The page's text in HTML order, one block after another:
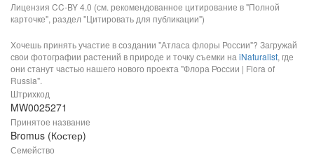
Лицензия CC-BY 4.0 (см. рекомендованное цитирование в "Полной
карточке", раздел "Цитировать для публикации")
Хочешь принять участие в создании "Атласа флоры России"? Загружай
свои фотографии растений в природе и точку съемки на iNaturalist, где
они станут частью нашего нового проекта "Флора России | Flora of
Russia".
Штрихкод
MW0025271
Принятое название
Bromus (Костер)
Семейство